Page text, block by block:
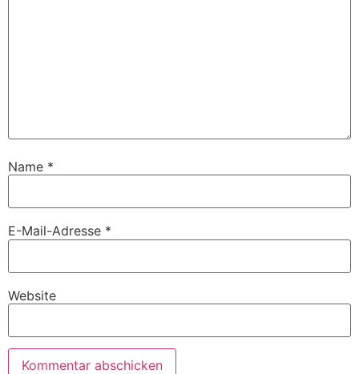
Name *
E-Mail-Adresse *
Website